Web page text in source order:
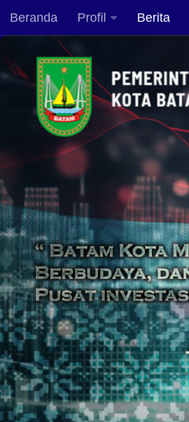
Skip to content
Beranda Profil Berita